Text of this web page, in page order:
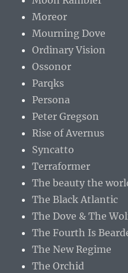
Moreor
Mourning Dove
Ordinary Vision
Ossonor
Parqks
Persona
Peter Gregson
Rise of Avernus
Syncatto
Terraformer
The beauty the
The Black Atlantic
The Dove & The
The Fourth Is
The New Regime
The Orchid